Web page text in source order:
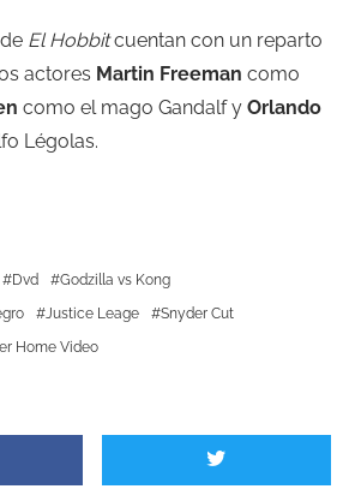
El Hobbitcuentan con un reparto
actores Martin Freeman como
como el mago Gandalf y Orlando
Légolas.
Dvd
Godzilla vs Kong
Justice Leage
Snyder Cut
Home Video